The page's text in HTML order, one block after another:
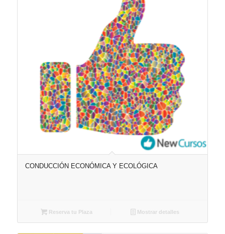
CONDUCCIÓN ECONÓMICA Y ECOLÓGICA
Reserva tu Plaza Mostrar detalles